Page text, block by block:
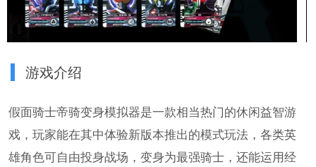
游戏介绍
假面骑士帝骑变身模拟器是一款相当热门的休闲益智游
戏，玩家能在其中体验新版本推出的模式玩法，各类英
雄角色可自由投身战场，变身为最强骑士，还能运用经